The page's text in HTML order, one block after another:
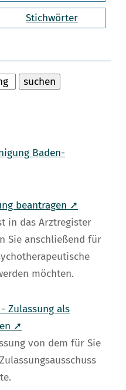
Stichwörter
Baden-
beantragen ➚
in das Arztregister
Sie anschließend für
möchten.
Zulassung als
➚
von dem für Sie